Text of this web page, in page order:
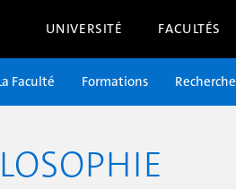
UNIVERSITÉ FACULTÉS
Faculté Formations Recherche